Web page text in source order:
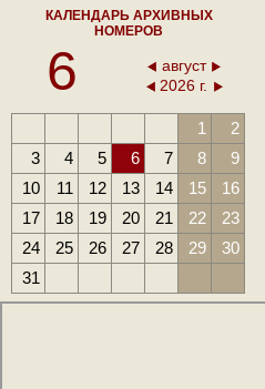
КАЛЕНДАРЬ АРХИВНЫХ
НОМЕРОВ
6
август
2026 г.
1
2
3
4 5 6 7 8
9
10
11 12 13 14 15
16
17
18 19 20 21 22
23
24
25 26 27 28 29
30
31